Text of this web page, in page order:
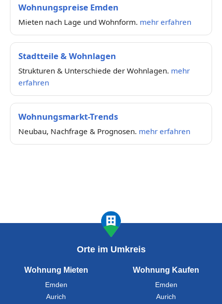
Wohnungspreise Emden
Mieten nach Lage und Wohnform. mehr erfahren
Stadtteile & Wohnlagen
Strukturen & Unterschiede der Wohnlagen. mehr
erfahren
Wohnungsmarkt-Trends
Neubau, Nachfrage & Prognosen. mehr erfahren
Orte im Umkreis
Wohnung Mieten
Emden
Aurich
Wohnung Kaufen
Emden
Aurich